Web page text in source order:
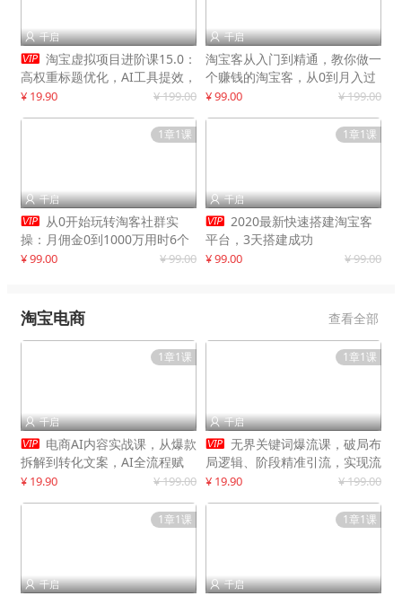
 千启
 淘宝虚拟项目进阶课15.0：
高权重标题优化，AI工具提效，
自动盈利模式搭建
¥ 19.90 ¥ 199.00
 千启
淘宝客从入门到精通，教你做一
个赚钱的淘宝客，从0到月入过
万
¥ 99.00 ¥ 199.00
1章1课
 千启
 从0开始玩转淘客社群实
操：月佣金0到1000万用时6个
月
¥ 99.00 ¥ 99.00
1章1课
 千启
 2020最新快速搭建淘宝客
平台，3天搭建成功
¥ 99.00 ¥ 99.00
淘宝电商 查看全部
1章1课
 千启
 电商AI内容实战课，从爆款
拆解到转化文案，AI全流程赋
能，解放人力，单月节省内容成
¥ 19.90 ¥ 199.00
1章1课
 千启
 无界关键词爆流课，破局布
局逻辑、阶段精准引流，实现流
量翻倍，店铺业绩增长50%+
¥ 19.90 ¥ 199.00
1章1课
 千启
1章1课
 千启